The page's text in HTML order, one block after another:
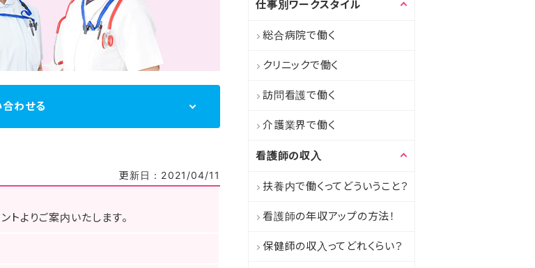
わせる
更新日：2021/04/11
よりご案内いたします。
仕事別ワークスタイル
総合病院で働く
クリニックで働く
訪問看護で働く
介護業界で働く
看護師の収入
扶養内で働くってどういうこと？
看護師の年収アップの方法！
保健師の収入ってどれくらい？